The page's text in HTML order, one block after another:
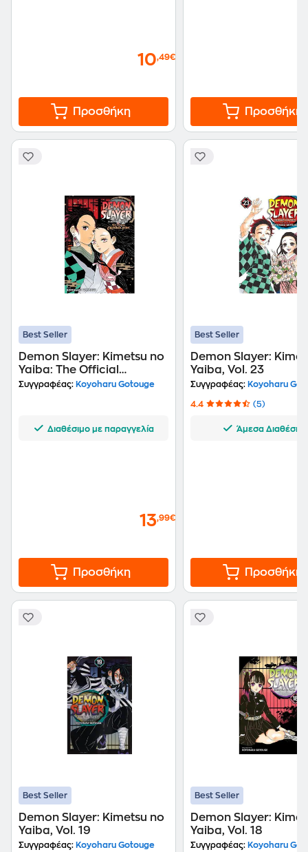
10,49€
Προσθήκη Προσθήκη
Best Seller
Demon Slayer: Kimetsu no
Yaiba: The Official
Coloring Book
Συγγραφέας: Koyoharu Gotouge
Διαθέσιμο με παραγγελία
13,99€
Προσθήκη
Best Seller
Demon Slayer:
Yaiba, Vol. 23
Συγγραφέας: Koyoharu
4.4 (5)
Άμεσα Διαθέσιμο
Προσθήκη
Best Seller
Demon Slayer: Kimetsu no
Yaiba, Vol. 19
Συγγραφέας: Koyoharu Gotouge
Best Seller
Demon Slayer:
Yaiba, Vol. 18
Συγγραφέας: Koyoharu